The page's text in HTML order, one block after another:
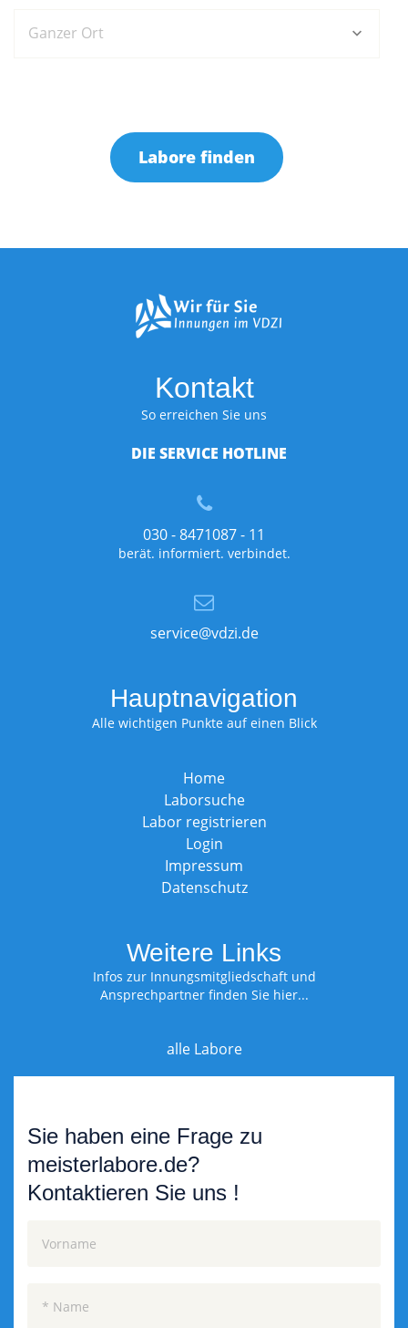
Ganzer Ort
Labore finden
Kontakt
So erreichen Sie uns
DIE SERVICE HOTLINE
030 - 8471087 - 11
berät. informiert. verbindet.
service@vdzi.de
Hauptnavigation
Alle wichtigen Punkte auf einen Blick
Home
Laborsuche
Labor registrieren
Login
Impressum
Datenschutz
Weitere Links
Infos zur Innungsmitgliedschaft und
Ansprechpartner finden Sie hier...
alle Labore